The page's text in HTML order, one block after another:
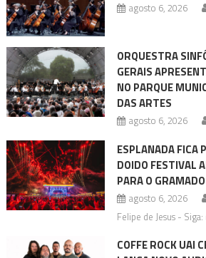
agosto 6, 2026
ORQUESTRA
GERAIS
NO PARQUE
DAS ARTES
agosto 6, 2026
ESPLANADA FICA
DOIDO FESTIVAL
PARA O
agosto 6, 2026
Felipe de Jesus -
COFFE ROCK UAI